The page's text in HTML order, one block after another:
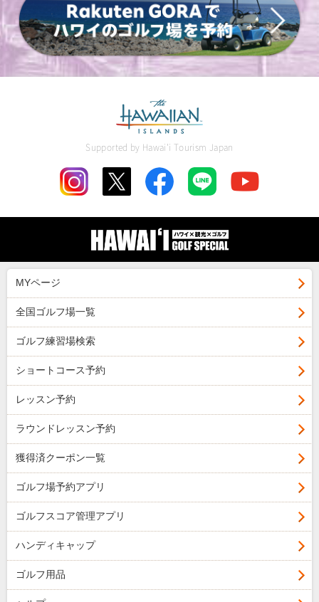
Supported by Hawai'i Tourism Japan
MYページ
全国ゴルフ場一覧
ゴルフ練習場検索
ショートコース予約
レッスン予約
ラウンドレッスン予約
獲得済クーポン一覧
ゴルフ場予約アプリ
ゴルフスコア管理アプリ
ハンディキャップ
ゴルフ用品